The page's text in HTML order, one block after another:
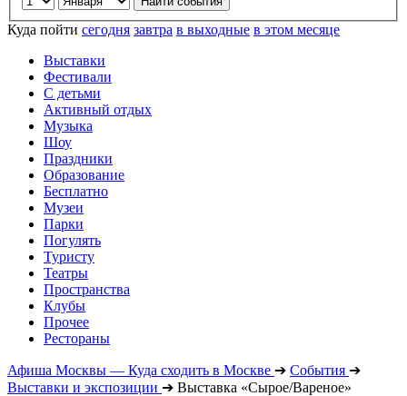
Куда пойти сегодня завтра в выходные в этом месяце
Выставки
Фестивали
С детьми
Активный отдых
Музыка
Шоу
Праздники
Образование
Бесплатно
Музеи
Парки
Погулять
Туристу
Театры
Пространства
Клубы
Прочее
Рестораны
Афиша Москвы — Куда сходить в Москве ➔ События ➔
Выставки и экспозиции ➔ Выставка «Сырое/Вареное»